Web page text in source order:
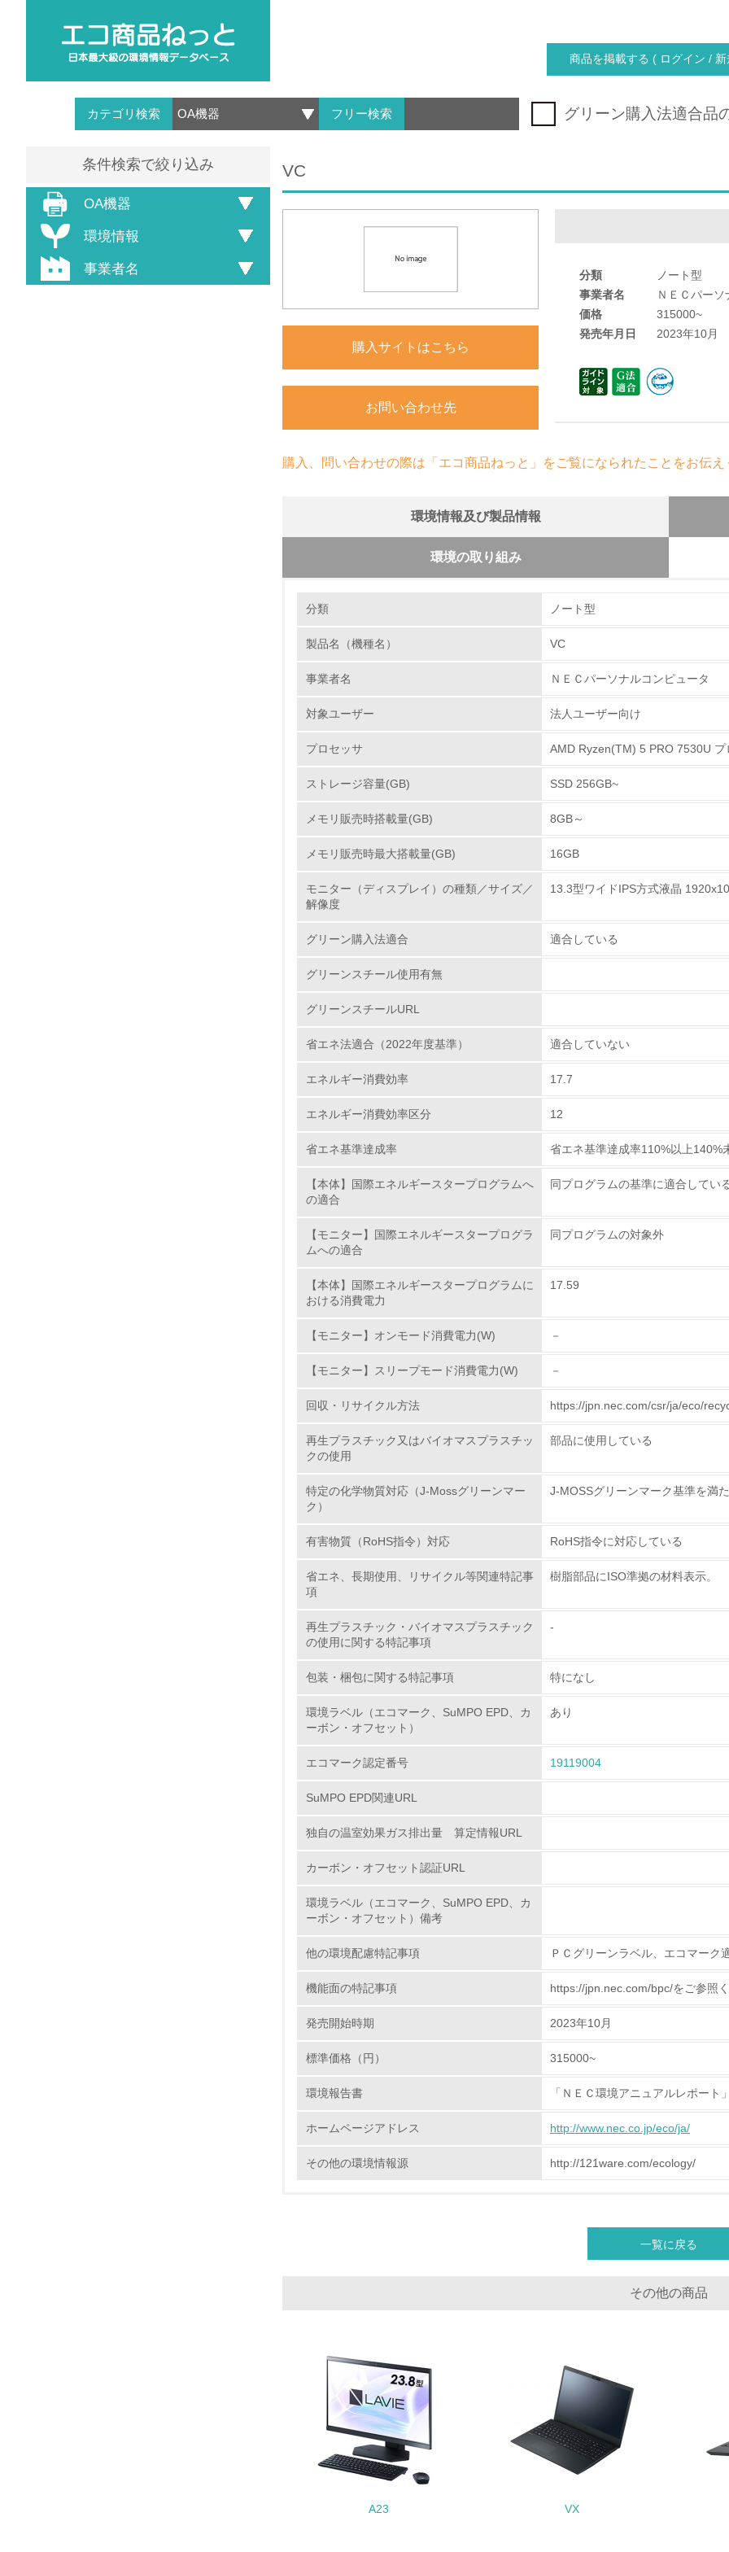
商品を掲載する ( ログイン / 新
カテゴリ検索 フリー検索 グリーン購入法適合品
条件検索で絞り込み
OA機器
環境情報
事業者名
VC
購入サイトはこちら
お問い合わせ先
分類
ノート型
事業者名
ＮＥＣパー
価格
315000~
発売年月日
2023年10月
購入、問い合わせの際は「エコ商品ねっと」をご覧になられたことをお伝え
環境情報及び製品情報
環境の取り組み
1.環境取り組み体制
No. チェック項目
→ 導入している規格名 ISO14001
8. 第三者認証を取得している
9.
10. <L2> 資源とエネルギーの使用量の把握をし、具体的な削減目標
環境配慮型製品・サービスの
11. <L1> 環境配慮型製品・サービスの製造・販売を積極的に行って
12. <L2> 環境配慮型製品・サービスの製造・販売状況を把握し、具
13. <L1> グリーン購入の取り組み方針を有し、グリーン購入を行っ
<L2> 購入している製品・サービスの量と種類を把握し、具体的
包装・物流
非該当（包装・物流を必要とする業務を行っていない）
21.
<L1> 「生物多様性保全」に関する取り組み（例：森林保全活
22. <L1> 周辺地域の環境保全活動を行い、自治体や地域団体の活動
チェック項目
4.環境面・社会面の情報公開他
No.
26. <L1> パンフレットやホームページ等で、自社の環境情報を積極
<L1> パンフレットやホームページ等で、自社の社会的取り組
長期使用のための修理体制について
断付翌営業日出張修理サービス）」を採用しています。この他に
ては、http://121ware.comあるいは121コンタクトセンター（
JEITAの環境設計アセスメントガイドライン(「JEIDA-G-19-2000
素材の削減、リサイクルし難い素材の削減、プラスチック素材へ
体できるよう、リサイクル設計に努めています。また、パソコン
使用済み製品の引取り・再使用・リサイクルの取り組み
NECでは、1999年に従来のマテリアルリサイクルを中心とした
ックで、再資源化拠点まで回収し、分別された部品・ユニットな
す。個人のお客様からのパソコンの回収については、2003年10
始した個人ユーザーを対象とした買い取りサービスにより、再生
マニュアルの作成・印刷についての環境配慮
採用も積極的に行っています。
分類 ノート型
製品名（機種名） VC
事業者名 ＮＥＣパーソナルコンピュータ
対象ユーザー 法人ユーザー向け
プロセッサ AMD Ryzen(TM) 5 PRO 7530U
ストレージ容量(GB) SSD 256GB~
メモリ販売時搭載量(GB) 8GB～
メモリ販売時最大搭載量(GB) 16GB
モニター（ディスプレイ）の種類／サイズ／
解像度
13.3型ワイドIPS方式液晶
グリーン購入法適合 適合している
グリーンスチール使用有無
グリーンスチールURL
省エネ法適合（2022年度基準） 適合していない
エネルギー消費効率 17.7
エネルギー消費効率区分 12
省エネ基準達成率 省エネ基準達成率110%以上140%
【本体】国際エネルギースタープログラムへ
の適合
同プログラムの基準に適合してい
【モニター】国際エネルギースタープログラ
ムへの適合
同プログラムの対象外
【本体】国際エネルギースタープログラムに
おける消費電力
17.59
【モニター】オンモード消費電力(W) －
【モニター】スリープモード消費電力(W) －
回収・リサイクル方法 https://jpn.nec.com/csr/ja/eco/
再生プラスチック又はバイオマスプラスチッ
クの使用
部品に使用している
特定の化学物質対応（J-Mossグリーンマー
ク）
J-MOSSグリーンマーク基準を満
有害物質（RoHS指令）対応 RoHS指令に対応している
省エネ、長期使用、リサイクル等関連特記事
項
樹脂部品にISO準拠の材料表示。
再生プラスチック・バイオマスプラスチック
の使用に関する特記事項
-
包装・梱包に関する特記事項 特になし
環境ラベル（エコマーク、SuMPO EPD、カ
ーボン・オフセット）
あり
エコマーク認定番号 19119004
SuMPO EPD関連URL
独自の温室効果ガス排出量 算定情報URL
カーボン・オフセット認証URL
環境ラベル（エコマーク、SuMPO EPD、カ
ーボン・オフセット）備考
他の環境配慮特記事項 ＰＣグリーンラベル、エコマーク
機能面の特記事項 https://jpn.nec.com/bpc/をご参照く
発売開始時期 2023年10月
標準価格（円） 315000~
環境報告書 「ＮＥＣ環境アニュアルレポート
ホームページアドレス http://www.nec.co.jp/eco/ja/
その他の環境情報源 http://121ware.com/ecology/
一覧に戻る
その他の商品
A23 VX